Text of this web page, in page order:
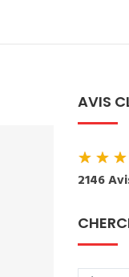
AVIS
★★★
2146